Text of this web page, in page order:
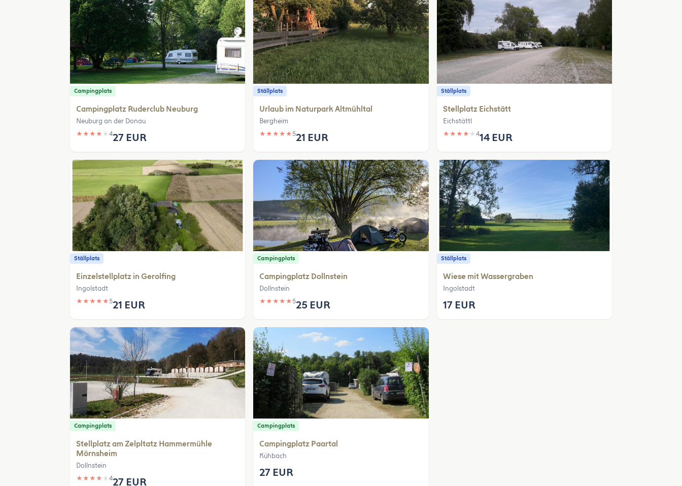
Campingplats
Campingplatz Ruderclub Neuburg
Neuburg an der Donau
★ ★ ★ ★ ★ 427 EUR
Ställplats
Urlaub im Naturpark Altmühltal
Bergheim
★ ★ ★ ★ ★521 EUR
Ställplats
Stellplatz Eichstätt
Eichstättl
★ ★ ★ ★ ★ 414 EUR
Ställplats
Einzelstellplatz in Gerolfing
Ingolstadt
★ ★ ★ ★ ★521 EUR
Campingplats
Campingplatz Dollnstein
Dollnstein
★ ★ ★ ★ ★525 EUR
Ställplats
Wiese mit Wassergraben
Ingolstadt
17 EUR
Campingplats
Stellplatz am Zelpltatz Hammermühle
Mörnsheim
Dollnstein
★ ★ ★ ★ ★ 427 EUR
Campingplats
Campingplatz Paartal
Kühbach
27 EUR